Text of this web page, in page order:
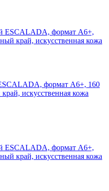
формат А6+, 160
искусственная кожа